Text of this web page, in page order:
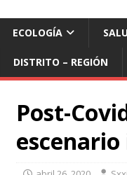
ECOLOGÍA
DISTRITO – REGIÓN
Post-